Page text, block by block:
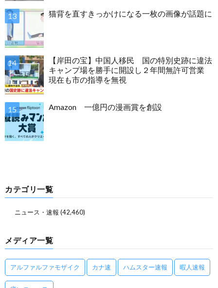
猫背を直すきっかけになる一枚の画像が話題に
【岸田の宝】中国人移民 国の特別史跡に違法
キャンプ場を勝手に開設し２年間無許可営業
現在も市の指導を無視
Amazon 一億円の漫画賞を創設
カテゴリ一覧
ニュース・速報 (42,460)
メディア一覧
アルファルファモザイク カナ速 ハムスター速報 暇人速報